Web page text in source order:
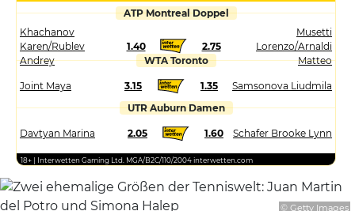
ATP Montreal Doppel
Khachanov
Karen/Rublev
Andrey
1.40 2.75
Musetti
Lorenzo/Arnaldi
Matteo
WTA Toronto
Joint Maya 3.15 1.35
Samsonova Liudmila
UTR Auburn Damen
Davtyan Marina 2.05 1.60 Schafer Brooke Lynn
18+ | Interwetten Gaming Ltd. MGA/B2C/110/2004 interwetten.com
© Getty Images